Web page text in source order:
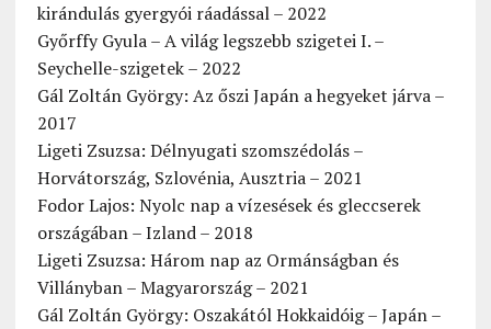
kirándulás gyergyói ráadással – 2022
Győrffy Gyula – A világ legszebb szigetei I. –
Seychelle-szigetek – 2022
Gál Zoltán György: Az őszi Japán a hegyeket járva –
2017
Ligeti Zsuzsa: Délnyugati szomszédolás –
Horvátország, Szlovénia, Ausztria – 2021
Fodor Lajos: Nyolc nap a vízesések és gleccserek
országában – Izland – 2018
Ligeti Zsuzsa: Három nap az Ormánságban és
Villányban – Magyarország – 2021
Gál Zoltán György: Oszakától Hokkaidóig – Japán –